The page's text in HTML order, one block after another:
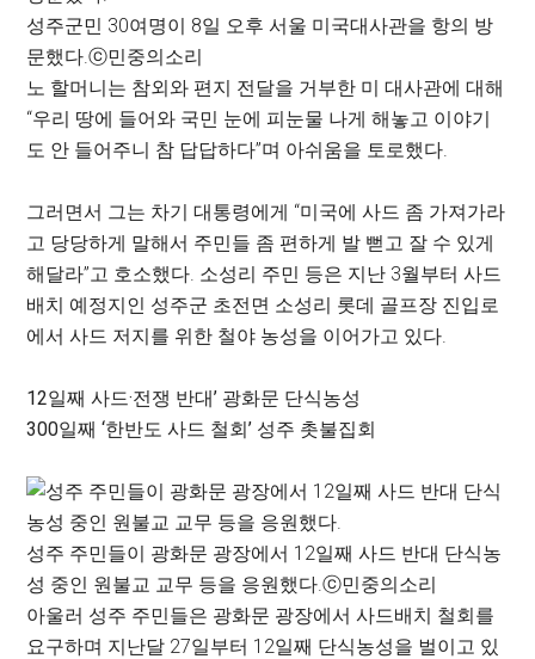
성주군민 30여명이 8일 오후 서울 미국대사관을 항의 방
문했다.ⓒ민중의소리
노 할머니는 참외와 편지 전달을 거부한 미 대사관에 대해
“우리 땅에 들어와 국민 눈에 피눈물 나게 해놓고 이야기
도 안 들어주니 참 답답하다”며 아쉬움을 토로했다.
그러면서 그는 차기 대통령에게 “미국에 사드 좀 가져가라
고 당당하게 말해서 주민들 좀 편하게 발 뻗고 잘 수 있게
해달라”고 호소했다. 소성리 주민 등은 지난 3월부터 사드
배치 예정지인 성주군 초전면 소성리 롯데 골프장 진입로
에서 사드 저지를 위한 철야 농성을 이어가고 있다.
12일째 사드·전쟁 반대’ 광화문 단식농성
300일째 ‘한반도 사드 철회’ 성주 촛불집회
성주 주민들이 광화문 광장에서 12일째 사드 반대 단식농
성 중인 원불교 교무 등을 응원했다.ⓒ민중의소리
아울러 성주 주민들은 광화문 광장에서 사드배치 철회를
요구하며 지난달 27일부터 12일째 단식농성을 벌이고 있